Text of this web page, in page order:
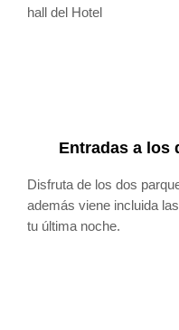
hall del Hotel
Entradas a los
Disfruta de los dos
además viene incluida
tu última noche.